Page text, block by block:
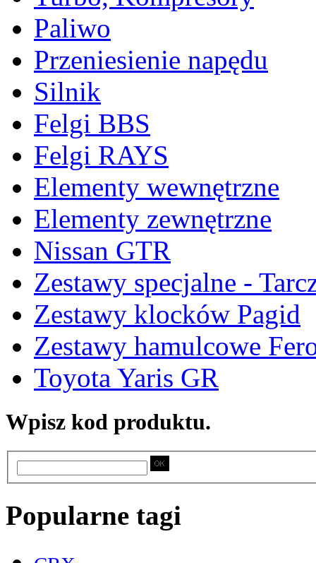
Paliwo
Przeniesienie napędu
Silnik
Felgi BBS
Felgi RAYS
Elementy wewnętrzne
Elementy zewnętrzne
Nissan GTR
Zestawy specjalne -
Zestawy klocków Pagid
Zestawy hamulcowe
Toyota Yaris GR
Wpisz kod produktu.
Popularne tagi